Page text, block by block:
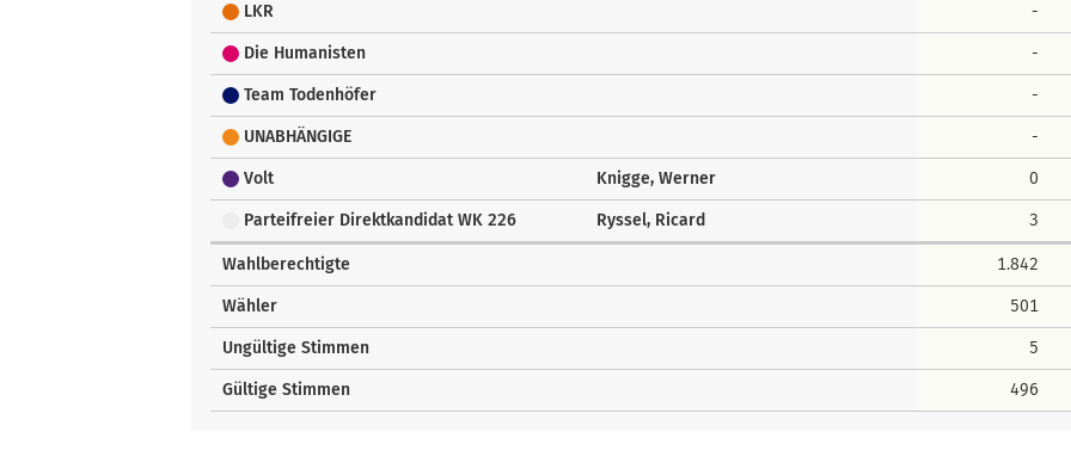
LKR -
Die Humanisten -
Team Todenhöfer -
UNABHÄNGIGE -
Volt Knigge, Werner 0
Parteifreier Direktkandidat WK 226 Ryssel, Ricard 3
Wahlberechtigte 1.842
Wähler 501
Ungültige Stimmen 5
Gültige Stimmen 496